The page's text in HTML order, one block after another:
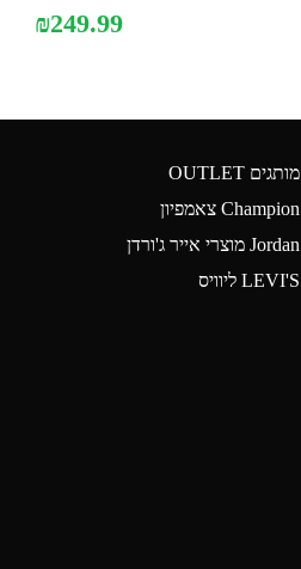
₪249.99
מותגים OUTLET
Champion צאמפיון
Jordan מוצרי אייר ג'ורדן
LEVI'S ליוויס